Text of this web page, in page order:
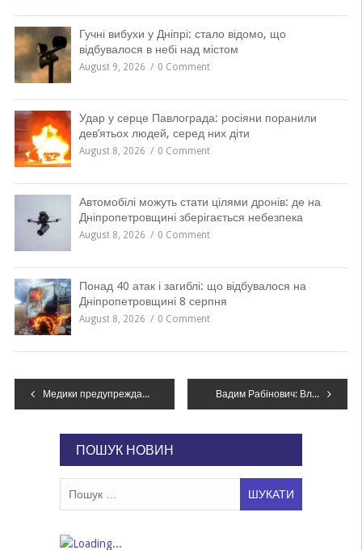
Гучні вибухи у Дніпрі: стало відомо, що
відбувалося в небі над містом
August 9, 2026 0 Comment
Удар у серце Павлограда: росіяни поранили
дев’ятьох людей, серед них діти
August 8, 2026 0 Comment
Автомобілі можуть стати цілями дронів: де на
Дніпропетровщині зберігається небезпека
August 8, 2026 0 Comment
Понад 40 атак і загиблі: що відбувалося на
Дніпропетровщині 8 серпня
August 8, 2026 0 Comment
Навігація
Медики предупреждают: отравиться можно и съедобными грибами Вадим Рабінович: Владі не подобається, що ми говоримо правду, тому проти нас почались репресії (відео)
ПОШУК НОВИН